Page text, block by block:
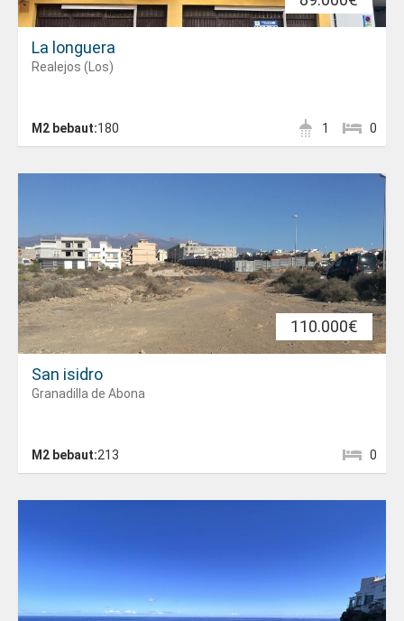
La longuera
Realejos (Los)
M2 bebaut:180 0
1
110.000€
San isidro
Granadilla de Abona
M2 bebaut:213 0